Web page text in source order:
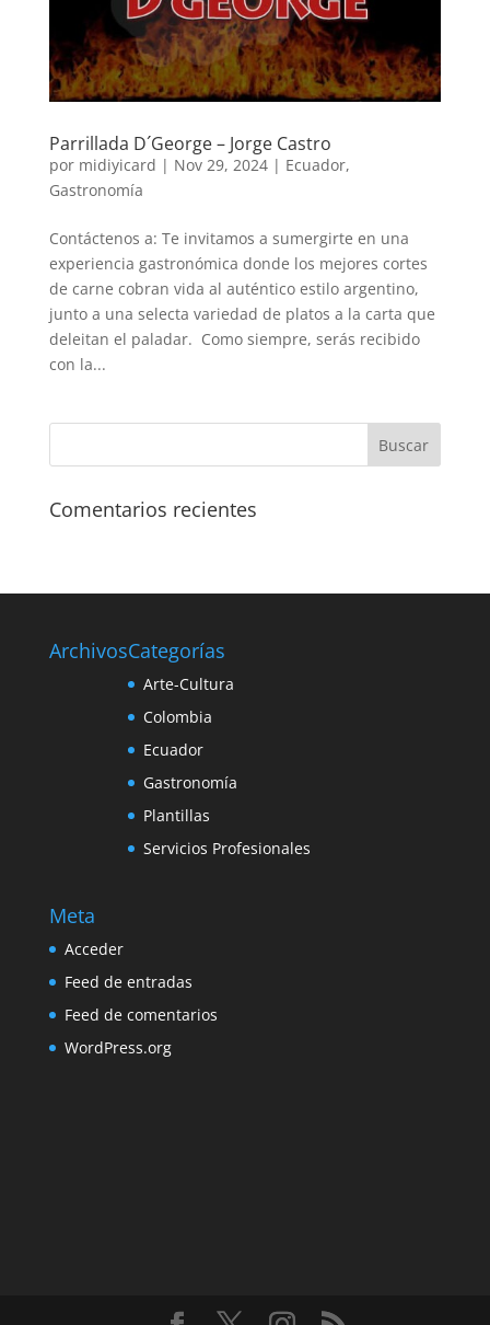
Parrillada D´George – Jorge Castro
por midiyicard | Nov 29, 2024| Ecuador,
Gastronomía
Contáctenos a: Te invitamos a sumergirte en una
experiencia gastronómica donde los mejores cortes
de carne cobran vida al auténtico estilo argentino,
junto a una selecta variedad de platos a la carta que
deleitan el paladar. Como siempre, serás recibido
con la...
Comentarios recientes
ArchivosCategorías
Arte-Cultura
Colombia
Ecuador
Gastronomía
Plantillas
Servicios Profesionales
Meta
Acceder
Feed de entradas
Feed de comentarios
WordPress.org